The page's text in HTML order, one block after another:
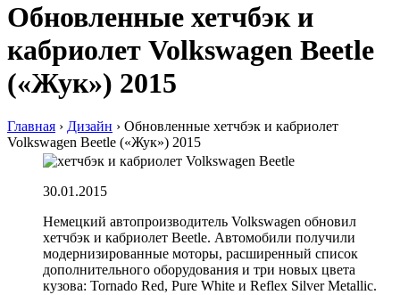
Обновленные хетчбэк и
кабриолет Volkswagen Beetle
(«Жук») 2015
Главная › Дизайн › Обновленные хетчбэк и кабриолет
Volkswagen Beetle («Жук») 2015
30.01.2015
Немецкий автопроизводитель Volkswagen обновил
хетчбэк и кабриолет Beetle. Автомобили получили
модернизированные моторы, расширенный список
дополнительного оборудования и три новых цвета
кузова: Tornado Red, Pure White и Reflex Silver Metallic.